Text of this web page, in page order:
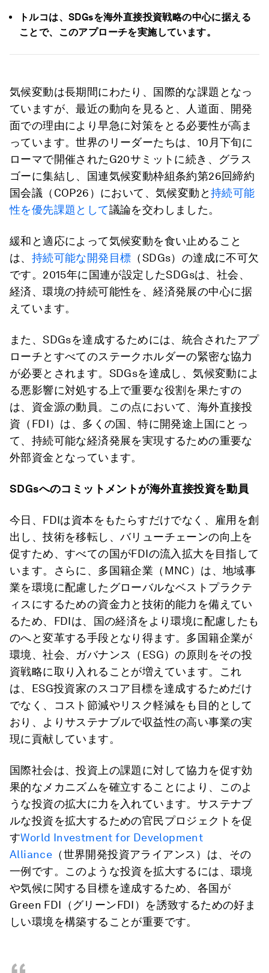
トルコは、SDGsを海外直接投資戦略の中心に据える
ことで、このアプローチを実施しています。
気候変動は長期間にわたり、国際的な課題となっ
ていますが、最近の動向を見ると、人道面、開発
面での理由により早急に対策をとる必要性が高ま
っています。世界のリーダーたちは、10月下旬に
ローマで開催されたG20サミットに続き、グラス
ゴーに集結し、国連気候変動枠組条約第26回締約
国会議（COP26）において、気候変動と持続可能
性を優先課題として議論を交わしました。
緩和と適応によって気候変動を食い止めること
は、 持続可能な開発目標 （SDGs）の達成に不可欠
です。2015年に国連が設定したSDGsは、社会、
経済、環境の持続可能性を、経済発展の中心に据
えています。
また、SDGsを達成するためには、統合されたアプ
ローチとすべてのステークホルダーの緊密な協力
が必要とされます。SDGsを達成し、気候変動によ
る悪影響に対処する上で重要な役割を果たすの
は、資金源の動員。この点において、海外直接投
資（FDI）は、多くの国、特に開発途上国にとっ
て、持続可能な経済発展を実現するための重要な
外部資金となっています。
SDGsへのコミットメントが海外直接投資を動員
今日、FDIは資本をもたらすだけでなく、雇用を創
出し、技術を移転し、バリューチェーンの向上を
促すため、すべての国がFDIの流入拡大を目指して
います。さらに、多国籍企業（MNC）は、地域事
業を環境に配慮したグローバルなベストプラクテ
ィスにするための資金力と技術的能力を備えてい
るため、FDIは、国の経済をより環境に配慮したも
のへと変革する手段となり得ます。多国籍企業が
環境、社会、ガバナンス（ESG）の原則をその投
資戦略に取り入れることが増えています。これ
は、ESG投資家のスコア目標を達成するためだけ
でなく、コスト節減やリスク軽減をも目的として
おり、よりサステナブルで収益性の高い事業の実
現に貢献しています。
国際社会は、投資上の課題に対して協力を促す効
果的なメカニズムを確立することにより、このよ
うな投資の拡大に力を入れています。サステナブ
ルな投資を拡大するための官民プロジェクトを促
すWorld Investment for Development
Alliance （世界開発投資アライアンス）は、その
一例です。このような投資を拡大するには、環境
や気候に関する目標を達成するため、各国が
Green FDI（グリーンFDI）を誘致するための好ま
しい環境を構築することが重要です。